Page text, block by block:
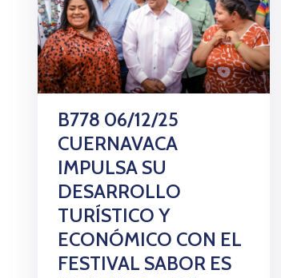
B778 06/12/25
CUERNAVACA
IMPULSA SU
DESARROLLO
TURÍSTICO Y
ECONÓMICO CON EL
FESTIVAL SABOR ES